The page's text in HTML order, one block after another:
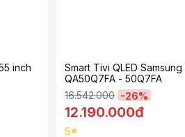
inch
Smart Tivi QLED
QA50Q7FA - 50Q7FA
16.542.000 -26%
12.190.000đ
5